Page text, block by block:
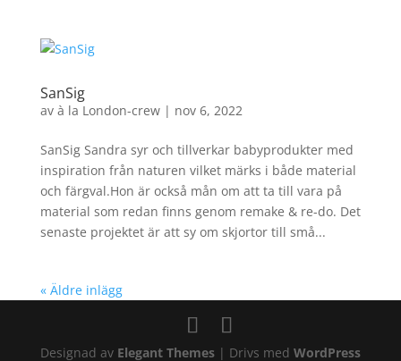
SanSig
av à la London-crew| nov 6, 2022
SanSig Sandra syr och tillverkar babyprodukter med
inspiration från naturen vilket märks i både material
och färgval.Hon är också mån om att ta till vara på
material som redan finns genom remake & re-do. Det
senaste projektet är att sy om skjortor till små...
« Äldre inlägg
Designad av Elegant Themes| Drivs med WordPress